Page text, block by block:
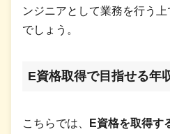
ンジニアとして業務を行う
でしょう。
E資格取得で目指せる年
こちらでは、
E資格を取得す